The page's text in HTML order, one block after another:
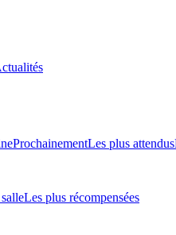
ProchainementLes plus attendus
Les plus récompensées